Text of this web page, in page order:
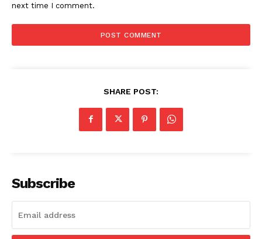
next time I comment.
SHARE POST:
Subscribe